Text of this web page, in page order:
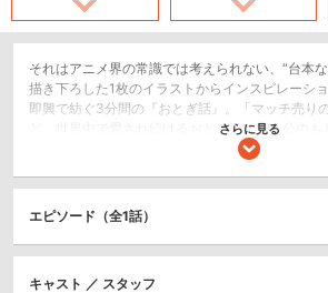
それはアニメ界の常識では考えられない、“台本
描き下ろした1枚のイラストからインスピレーシ
即興で紡ぐ3分間の『おとぎ話』。「マッチ売り
ど、世界中で愛され続けるおとぎ話の主人公のも
ます。世界を踊らせた鬼才が、今宵はカオスな眠
さらに見る
エピソード（全1話）
キャスト ／ スタッフ